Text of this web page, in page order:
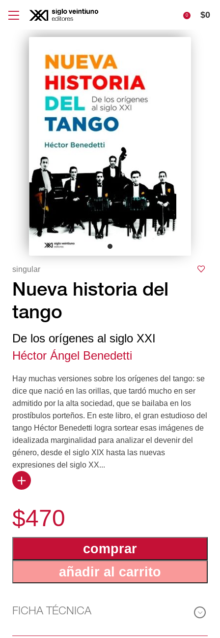
0 $0
singular
Nueva historia del
tango
De los orígenes al siglo XXI
Héctor Ángel Benedetti
Hay muchas versiones sobre los orígenes del tango: se
dice que nació en las orillas, que tardó mucho en ser
admitido por la alta sociedad, que se bailaba en los
prostíbulos porteños. En este libro, el gran estudioso del
tango Héctor Benedetti logra sortear esas imágenes de
idealizada marginalidad para analizar el devenir del
género, desde el siglo XIX hasta las nuevas
expresiones del siglo XX...
I. Así, construye una historia diferente y original, una
más extendida, no recae en la sumatoria de biografías
elogiosas ni en el esquematismo de las divisiones
rígidas. Por el contrario, apuesta a sistematizar y
articular un largo curso de acontecimientos y dar su
justo lugar a los hechos y personajes más notables.
Además de indagar en el momento fundacional, recorre
incorporación del bandoneón, la conformación de un
$470
añadir al carrito
comprar
FICHA TÉCNICA